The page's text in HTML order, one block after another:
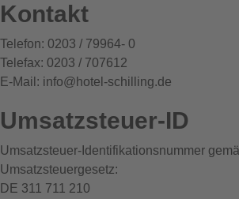
Kontakt
Telefon: 0203 / 79964- 0
Telefax: 0203 / 707612
E-Mail: info@hotel-schilling.de
Umsatzsteuer-ID
Umsatzsteuer-Identifikationsnummer
Umsatzsteuergesetz:
DE 311 711 210